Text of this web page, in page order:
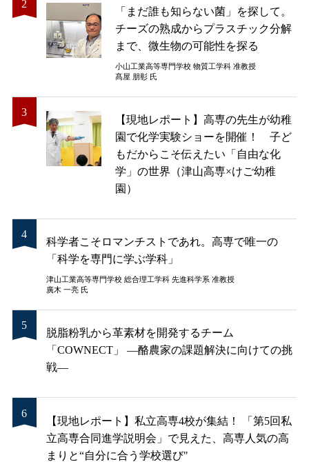
「まだ誰も知らない菌」を探して。
チーズの熟成からプラスチック分解
まで、微生物の可能性を探る
小山工業高等専門学校 物質工学科 准教授
髙屋 朋彰 氏
【現地レポート】高専の先生が幼稚
園で化学実験ショーを開催！ 子ど
もだからこそ伝えたい「自由な化
学」の世界（津山高専×けご幼稚
園）
科学者こそロマンチストであれ。高専で唯一の
「科学を専門に学ぶ学科」
津山工業高等専門学校 総合理工学科 先進科学系 准教授
廣木 一亮 氏
脱脂粉乳から革素材を開発するチーム
「COWNECT」 ―酪農家の課題解決に向けての挑
戦―
【現地レポート】私立高専4校が集結！ 「第5回私
立高専合同進学説明会」で見えた、高専人気の高
まりと“自分に合う学校選び"